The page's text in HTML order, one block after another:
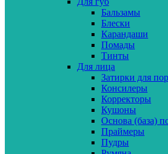
Бальзамы
Блески
Карандаши
Помады
Тинты
Для лица
Затирки для пор
Консилеры
Корректоры
Кушоны
Основа (база)
Праймеры
Пудры